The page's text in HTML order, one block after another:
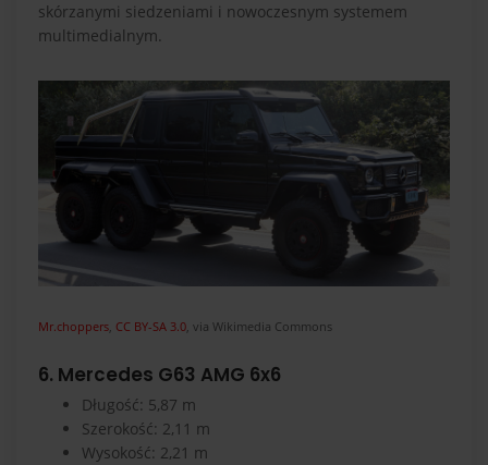
skórzanymi siedzeniami i nowoczesnym systemem
multimedialnym.
Mr.choppers CC BY-SA 3.0 , via Wikimedia Commons
6. Mercedes G63 AMG 6x6
Długość: 5,87 m
Szerokość: 2,11 m
Wysokość: 2,21 m